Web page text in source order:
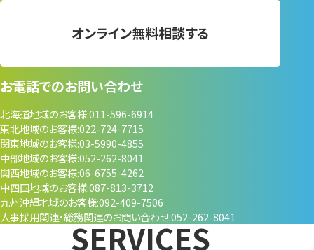
オンライン無料相談する
お電話でのお問い合わせ
北海道地域のお客様011-596-6914
東北地域のお客様022-724-7715
関東地域のお客様03-5990-4855
中部地域のお客様052-262-8041
関西地域のお客様06-6755-4262
中四国地域のお客様087-813-3712
九州沖縄地域のお客様092-409-7506
人事採用関連・総務関連のお問い合わせ052-262-8041